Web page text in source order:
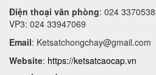
Điện thoại văn phòng: 024
VP3: 024 33947069
Email: Ketsatchongchay@gmail.com
Website: https://ketsatcaocap.vn